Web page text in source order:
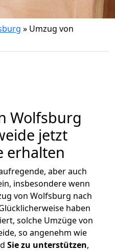
» Umzug von
Wolfsburg
jetzt
erhalten
aber auch
insbesondere wenn
von Wolfsburg nach
haben
solche Umzüge von
so angenehm wie
Sie zu unterstützen,